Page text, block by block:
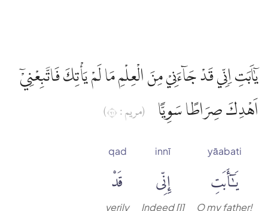
يٰٓاَبَتِ اِنِّي قَدْ جَاۤءَنِيْ مِنَ الْعِلْمِ مَا لَمْ يَأْتِكَ فَاتَّبِعْنِيْٓ
اَهْدِكَ صِرَاطًا سَوِيًّا
(مريم : ١٩)
yāabati
يَٰٓأَبَتِ
O my father!
innī
إِنِّى
Indeed [I]
qad
قَدْ
verily